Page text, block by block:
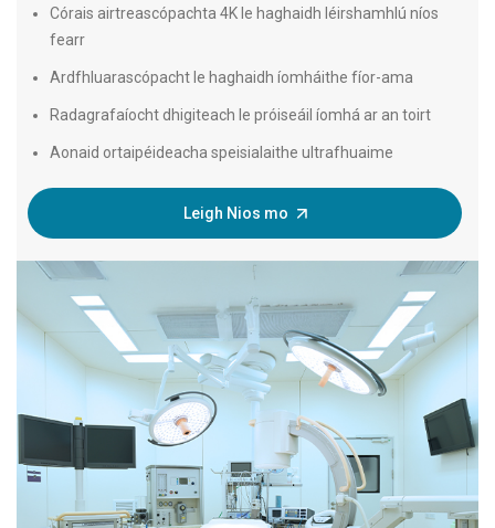
Córais airtreascópachta 4K le haghaidh léirshamhlú níos
fearr
Ardfhluarascópacht le haghaidh íomháithe fíor-ama
Radagrafaíocht dhigiteach le próiseáil íomhá ar an toirt
Aonaid ortaipéideacha speisialaithe ultrafhuaime
Leigh Nios mo